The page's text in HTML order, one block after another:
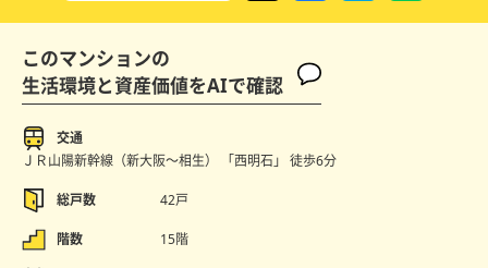
このマンションの
生活環境と資産価値をAIで確認
交通
ＪＲ山陽新幹線（新大阪〜相生） 「西明石」 徒歩6分
総戸数 42戸
階数 15階